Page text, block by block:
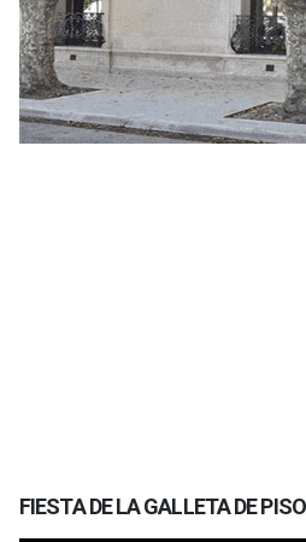
FIESTA DE LA GALLETA DE